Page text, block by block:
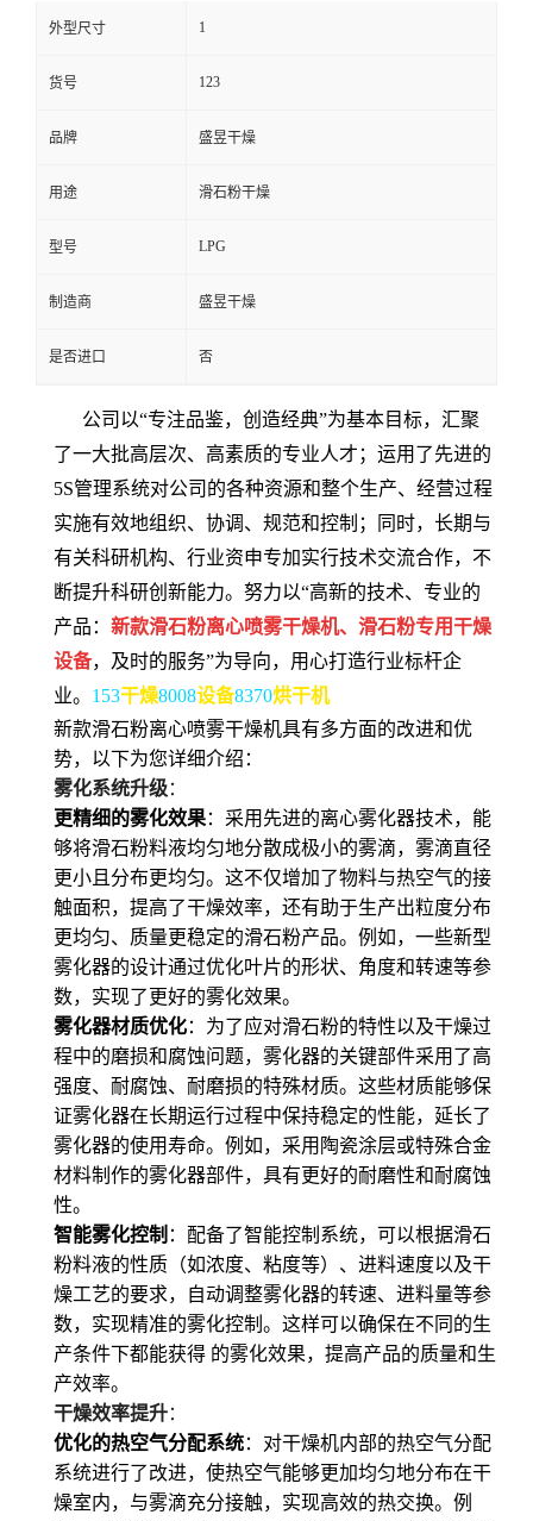
外型尺寸 1
货号 123
品牌 盛昱干燥
用途 滑石粉干燥
型号 LPG
制造商 盛昱干燥
是否进口 否
公司以“专注品鉴，创造经典”为基本目标，汇聚
了一大批高层次、高素质的专业人才；运用了先进的
5S管理系统对公司的各种资源和整个生产、经营过程
实施有效地组织、协调、规范和控制；同时，长期与
有关科研机构、行业资申专加实行技术交流合作，不
断提升科研创新能力。努力以“高新的技术、专业的
产品： 新款滑石粉离心喷雾干燥机、滑石粉专用干燥
设备，及时的服务”为导向，用心打造行业标杆企
业。 153干燥8008设备8370烘干机
新款滑石粉离心喷雾干燥机具有多方面的改进和优
势，以下为您详细介绍：
雾化系统升级：
更精细的雾化效果：采用先进的离心雾化器技术，能
够将滑石粉料液均匀地分散成极小的雾滴，雾滴直径
更小且分布更均匀。这不仅增加了物料与热空气的接
触面积，提高了干燥效率，还有助于生产出粒度分布
更均匀、质量更稳定的滑石粉产品。例如，一些新型
雾化器的设计通过优化叶片的形状、角度和转速等参
数，实现了更好的雾化效果。
雾化器材质优化：为了应对滑石粉的特性以及干燥过
程中的磨损和腐蚀问题，雾化器的关键部件采用了高
强度、耐腐蚀、耐磨损的特殊材质。这些材质能够保
证雾化器在长期运行过程中保持稳定的性能，延长了
雾化器的使用寿命。例如，采用陶瓷涂层或特殊合金
材料制作的雾化器部件，具有更好的耐磨性和耐腐蚀
性。
智能雾化控制 ：配备了智能控制系统，可以根据滑石
粉料液的性质（如浓度、粘度等）、进料速度以及干
燥工艺的要求，自动调整雾化器的转速、进料量等参
数，实现精准的雾化控制。这样可以确保在不同的生
产条件下都能获得 的雾化效果，提高产品的质量和生
产效率。
干燥效率提升：
优化的热空气分配系统：对干燥机内部的热空气分配
系统进行了改进，使热空气能够更加均匀地分布在干
燥室内，与雾滴充分接触，实现高效的热交换。例